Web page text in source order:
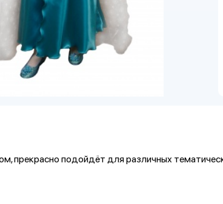
прекрасно подойдёт для различных